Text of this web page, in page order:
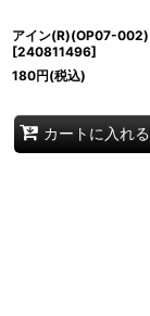
アイン(R)(OP07-002)
[240811496]
180円(税込)
カートに入れる